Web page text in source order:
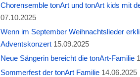
Chorensemble tonArt und tonArt kids mit
07.10.2025
Wenn im September Weihnachtslieder
Adventskonzert 15.09.2025
Neue Sängerin bereicht die tonArt-Familie
Sommerfest der tonArt Familie 14.06.2025